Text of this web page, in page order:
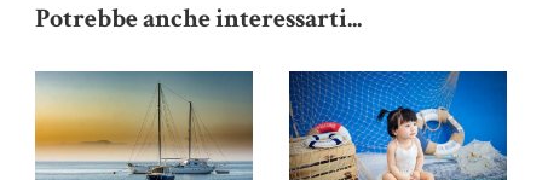
Potrebbe anche interessarti...